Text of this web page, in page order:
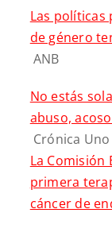
Las políticas
de género
ANB
No estás
abuso,
Crónica Uno
La
primera
cáncer de